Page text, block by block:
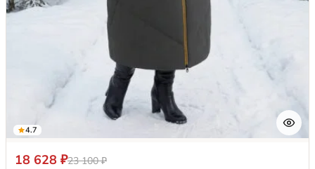
4.7
18 628 ₽23 100 ₽